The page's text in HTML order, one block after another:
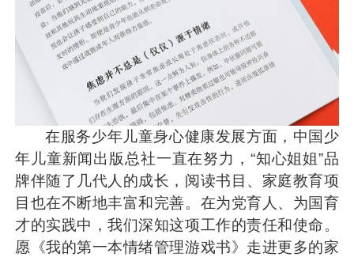
在服务少年儿童身心健康发展方面，中国少
年儿童新闻出版总社一直在努力，“知心姐姐”品
牌伴随了几代人的成长，阅读书目、家庭教育项
目也在不断地丰富和完善。在为党育人、为国育
才的实践中，我们深知这项工作的责任和使命。
愿《我的第一本情绪管理游戏书》走进更多的家